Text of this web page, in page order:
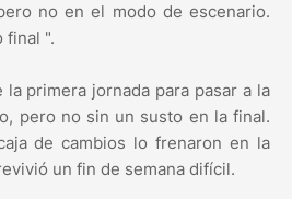
no en el modo de escenario.
final ".
primera jornada para pasar a la
pero no sin un susto en la final.
de cambios lo frenaron en la
un fin de semana difícil.